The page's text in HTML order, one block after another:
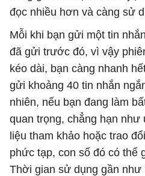
đọc nhiều hơn và càng sử
Mỗi khi bạn gửi một tin
đã gửi trước đó, vì vậy
kéo dài, bạn càng nhanh
gửi khoảng 40 tin nhắn
nhiên, nếu bạn đang làm
quan trọng, chẳng hạn như
liệu tham khảo hoặc trao
phức tạp, con số đó có thể
Thời gian sử dụng gần như